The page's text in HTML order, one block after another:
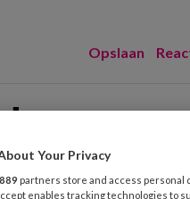
Opslaan
Your Privacy
889 partners store and access personal
enables tracking technologies to